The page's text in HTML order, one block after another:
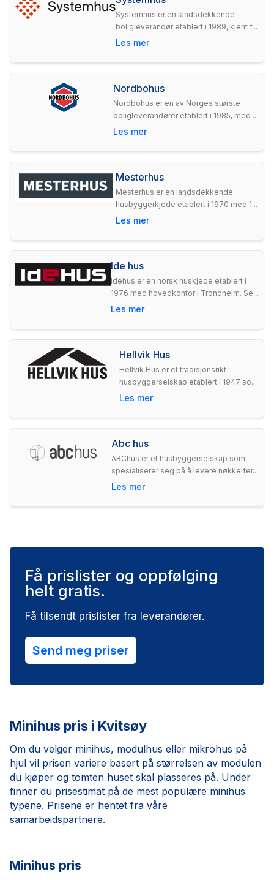
Systemhus er en landsdekkende
boligleverandør etablert i 1989, kjent f...
Les mer
Nordbohus
Nordbohus er en av Norges største
boligleverandører etablert i 1985, med ...
Les mer
Mesterhus
Mesterhus er en landsdekkende
husbyggerkjede etablert i 1970 med 1...
Les mer
Ide hus
Idéhus er en norsk huskjede etablert i
1976 med hovedkontor i Trondheim. Se...
Les mer
Hellvik Hus
Hellvik Hus er et tradisjonsrikt
husbyggerselskap etablert i 1947 so...
Les mer
Abc hus
ABChus er et husbyggerselskap som
spesialiserer seg på å levere nøkkelfer...
Les mer
Få prislister og oppfølging
helt gratis.
Få tilsendt prislister fra leverandører.
Send meg priser
Minihus pris i Kvitsøy
Om du velger minihus, modulhus eller mikrohus på
hjul vil prisen variere basert på størrelsen av modulen
du kjøper og tomten huset skal plasseres på. Under
finner du prisestimat på de mest populære minihus
typene. Prisene er hentet fra våre
samarbeidspartnere.
Minihus pris